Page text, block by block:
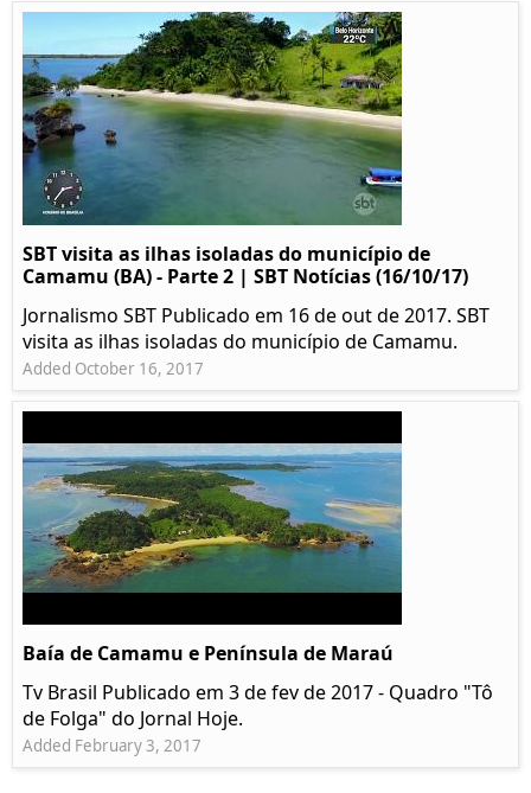
SBT visita as ilhas isoladas do município de
Camamu (BA) - Parte 2 | SBT Notícias (16/10/17)
Jornalismo SBT Publicado em 16 de out de 2017. SBT
visita as ilhas isoladas do município de Camamu.
Added October 16, 2017
Baía de Camamu e Península de Maraú
Tv Brasil Publicado em 3 de fev de 2017 - Quadro "Tô
de Folga" do Jornal Hoje.
Added February 3, 2017